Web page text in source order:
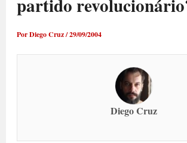
PorDiego Cruz/29/09/2004
Diego Cruz